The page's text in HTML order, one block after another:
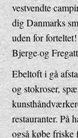
vestvendte
dig Danmarks
uden for
Bjerge og
Ebeltoft i gå
og stokroser,
restauranter. På
også købe friske